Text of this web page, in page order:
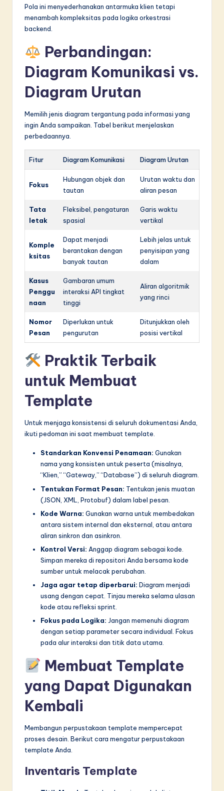
Pola ini menyederhanakan antarmuka klien tetapi
menambah kompleksitas pada logika orkestrasi
backend.
Perbandingan:
Diagram Komunikasi vs.
Diagram Urutan
Memilih jenis diagram tergantung pada informasi yang
ingin Anda sampaikan. Tabel berikut menjelaskan
perbedaannya.
Fitur Diagram Komunikasi Diagram Urutan
Fokus
Hubungan objek dan
tautan
Urutan waktu dan
aliran pesan
Tata
letak
Fleksibel, pengaturan
spasial
Garis waktu
vertikal
Komple
ksitas
Dapat menjadi
berantakan dengan
banyak tautan
Lebih jelas untuk
penyisipan yang
dalam
Kasus
Penggu
naan
Gambaran umum
interaksi API tingkat
tinggi
Aliran algoritmik
yang rinci
Nomor
Pesan
Diperlukan untuk
pengurutan
Ditunjukkan oleh
posisi vertikal
Praktik Terbaik
untuk Membuat
Template
Untuk menjaga konsistensi di seluruh dokumentasi Anda,
ikuti pedoman ini saat membuat template.
Standarkan Konvensi Penamaan: Gunakan
nama yang konsisten untuk peserta (misalnya,
“Klien,” “Gateway,” “Database”) di seluruh diagram.
Tentukan Format Pesan: Tentukan jenis muatan
(JSON, XML, Protobuf) dalam label pesan.
Kode Warna: Gunakan warna untuk membedakan
antara sistem internal dan eksternal, atau antara
aliran sinkron dan asinkron.
Kontrol Versi: Anggap diagram sebagai kode.
Simpan mereka di repositori Anda bersama kode
sumber untuk melacak perubahan.
Jaga agar tetap diperbarui: Diagram menjadi
usang dengan cepat. Tinjau mereka selama ulasan
kode atau refleksi sprint.
Fokus pada Logika: Jangan memenuhi diagram
dengan setiap parameter secara individual. Fokus
pada alur interaksi dan titik data utama.
Membuat Template
yang Dapat Digunakan
Kembali
Membangun perpustakaan template mempercepat
proses desain. Berikut cara mengatur perpustakaan
template Anda.
Inventaris Template